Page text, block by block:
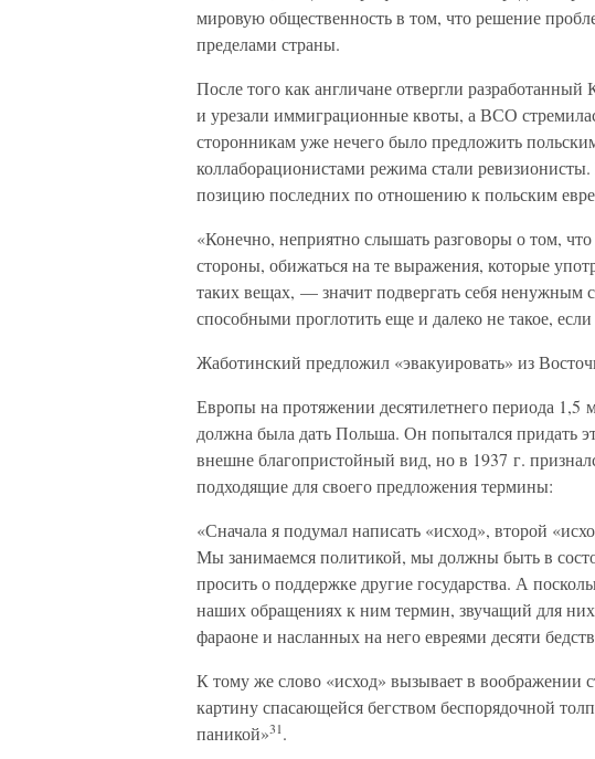
мировую общественность в том, что решение
пределами страны.
После того как англичане отвергли
и урезали иммиграционные квоты, а ВСО
сторонникам уже нечего было предложить
коллаборационистами режима стали
позицию последних по отношению к польским
«Конечно, неприятно слышать разговоры о том,
стороны, обижаться на те выражения, которые
таких вещах, — значит подвергать себя ненужным
способными проглотить еще и далеко не такое,
Жаботинский предложил «эвакуировать» из
Европы на протяжении десятилетнего периода 1,5
должна была дать Польша. Он попытался придать
внешне благопристойный вид, но в 1937 г.
подходящие для своего предложения термины:
«Сначала я подумал написать «исход», второй
Мы занимаемся политикой, мы должны быть в
просить о поддержке другие государства. А
наших обращениях к ним термин, звучащий для
фараоне и насланных на него евреями десяти
К тому же слово «исход» вызывает в
картину спасающейся бегством беспорядочной
паникой»31.